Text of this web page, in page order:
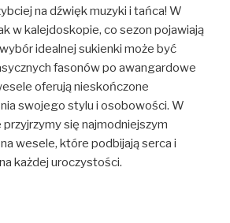
na dźwięk muzyki i tańca! W
w kalejdoskopie, co sezon pojawiają
idealnej sukienki może być
fasonów po awangardowe
oferują nieskończone
swojego stylu i osobowości. W
się najmodniejszym
wesele, które podbijają serca i
każdej uroczystości.